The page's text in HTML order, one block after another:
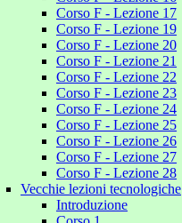
Corso F - Lezione 17
Corso F - Lezione 19
Corso F - Lezione 20
Corso F - Lezione 21
Corso F - Lezione 22
Corso F - Lezione 23
Corso F - Lezione 24
Corso F - Lezione 25
Corso F - Lezione 26
Corso F - Lezione 27
Corso F - Lezione 28
Vecchie lezioni tecnologiche
Introduzione